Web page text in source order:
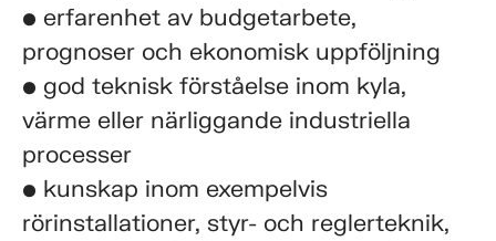
• erfarenhet av budgetarbete,
prognoser och ekonomisk uppföljning
• god teknisk förståelse inom kyla,
värme eller närliggande industriella
processer
• kunskap inom exempelvis
rörinstallationer, styr- och reglerteknik,